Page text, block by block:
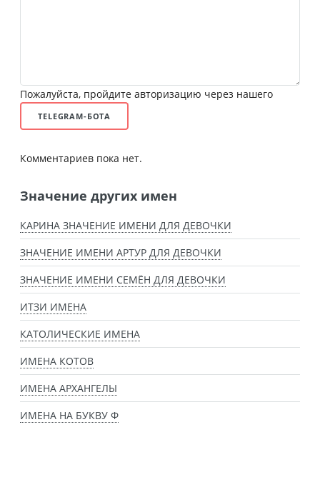
Пожалуйста, пройдите авторизацию через нашего
TELEGRAM-БОТА
Комментариев пока нет.
Значение других имен
КАРИНА ЗНАЧЕНИЕ ИМЕНИ ДЛЯ ДЕВОЧКИ
ЗНАЧЕНИЕ ИМЕНИ АРТУР ДЛЯ ДЕВОЧКИ
ЗНАЧЕНИЕ ИМЕНИ СЕМЁН ДЛЯ ДЕВОЧКИ
ИТЗИ ИМЕНА
КАТОЛИЧЕСКИЕ ИМЕНА
ИМЕНА КОТОВ
ИМЕНА АРХАНГЕЛЫ
ИМЕНА НА БУКВУ Ф